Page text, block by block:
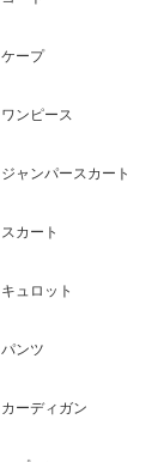
ケープ
ワンピース
ジャンパースカート
スカート
キュロット
パンツ
カーディガン